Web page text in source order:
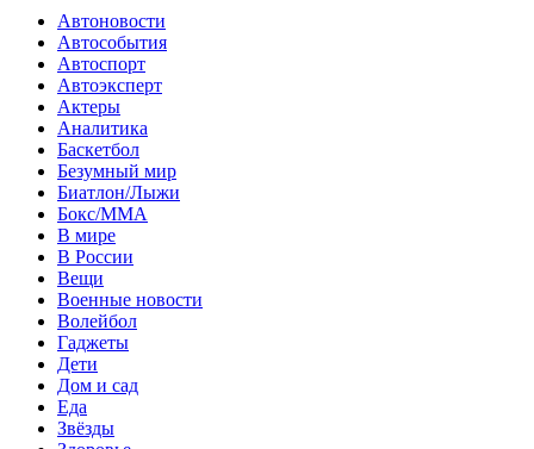
Автоновости
Автособытия
Автоспорт
Автоэксперт
Актеры
Аналитика
Баскетбол
Безумный мир
Биатлон/Лыжи
Бокс/MMA
В мире
В России
Вещи
Военные новости
Волейбол
Гаджеты
Дети
Дом и сад
Еда
Звёзды